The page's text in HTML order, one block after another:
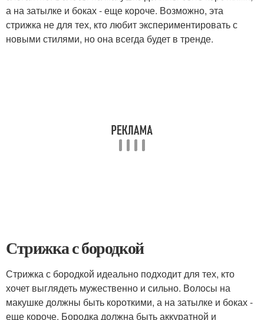
а на затылке и боках - еще короче. Возможно, эта
стрижка не для тех, кто любит экспериментировать с
новыми стилями, но она всегда будет в тренде.
Стрижка с бородкой
Стрижка с бородкой идеально подходит для тех, кто
хочет выглядеть мужественно и сильно. Волосы на
макушке должны быть короткими, а на затылке и боках -
еще короче. Бородка должна быть аккуратной и